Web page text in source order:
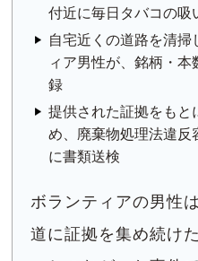
付近に毎日タバコの吸
自宅近くの道路を清
ィア男性が、銘柄・
録
提供された証拠をもと
め、廃棄物処理法違反
に書類送検
ボランティアの男性
道に証拠を集め続け